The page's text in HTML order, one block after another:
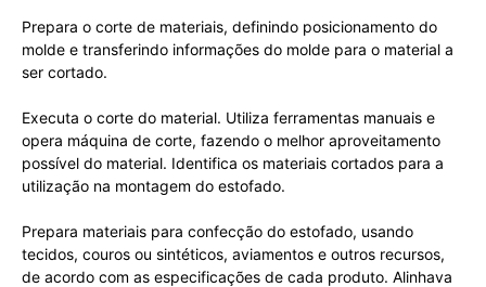
Prepara o corte de materiais, definindo posicionamento do
molde e transferindo informações do molde para o material a
ser cortado.
Executa o corte do material. Utiliza ferramentas manuais e
opera máquina de corte, fazendo o melhor aproveitamento
possível do material. Identifica os materiais cortados para a
utilização na montagem do estofado.
Prepara materiais para confecção do estofado, usando
tecidos, couros ou sintéticos, aviamentos e outros recursos,
de acordo com as especificações de cada produto. Alinhava